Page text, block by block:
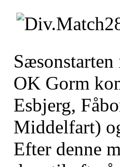
OK Gorm
Esbjerg,
Middelfart)
Efter denne